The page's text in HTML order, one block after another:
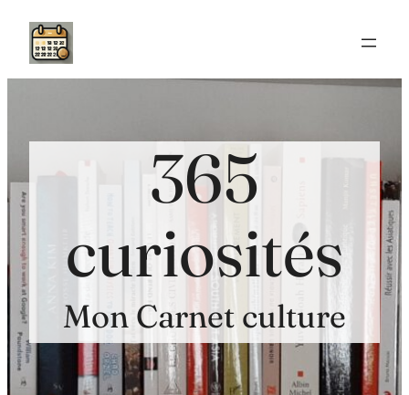
Aller
contenu
365
curiosités
Mon Carnet culture